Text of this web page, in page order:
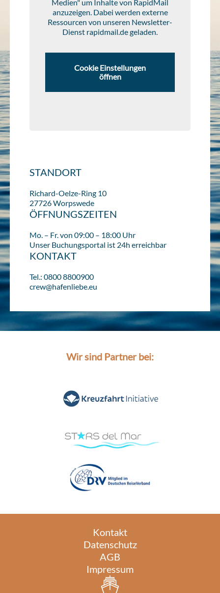
Medien" um Inhalte von RapidMail
anzuzeigen. Dabei werden externe
Ressourcen von unseren Newsletter-
Dienst rapidmail.de geladen.
Cookie Einstellungen
öffnen
STANDORT
Richard-Oelze-Ring 10
27726 Worpswede
ÖFFNUNGSZEITEN
Mo. – Fr. von 09:00 – 18:00 Uhr
Unser Buchungsportal ist 24h erreichbar
KONTAKT
Tel.: 0800 8800900
crew@hafenliebe.eu
Wir sind Partner bei:
Kontakt
Datenschutz
AGB
Impressum